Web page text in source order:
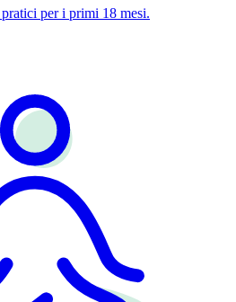
per i primi 18 mesi.